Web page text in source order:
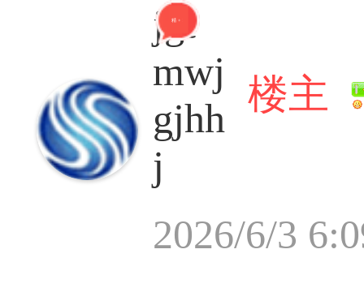
精 + 1
jgt
mwj
gjhh
j
楼主
2026/6/3